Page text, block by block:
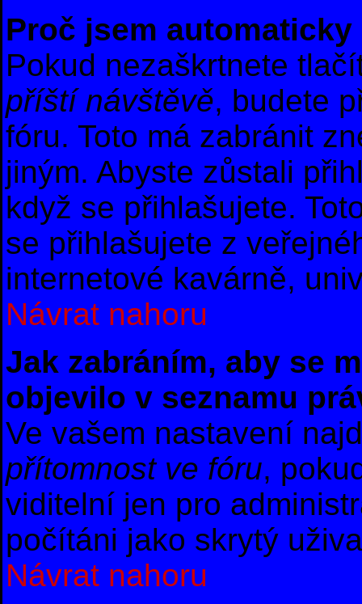
Proč jsem
Pokud nezaškrtnete
příští návštěvě, budete
fóru. Toto má zabránit
jiným. Abyste zůstali
když se přihlašujete.
se přihlašujete z
internetové kavárně,
Návrat nahoru
Jak zabráním, aby se
objevilo v seznamu
Ve vašem nastavení
přítomnost ve fóru,
viditelní jen pro
počítáni jako skrytý
Návrat nahoru